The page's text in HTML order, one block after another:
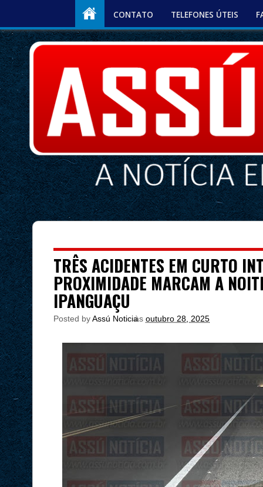
CONTATO TELEFONES ÚTEIS
TRÊS ACIDENTES EM CURTO
PROXIMIDADE MARCAM A
IPANGUAÇU
Posted byAssú Noticia
às outubro 28, 2025